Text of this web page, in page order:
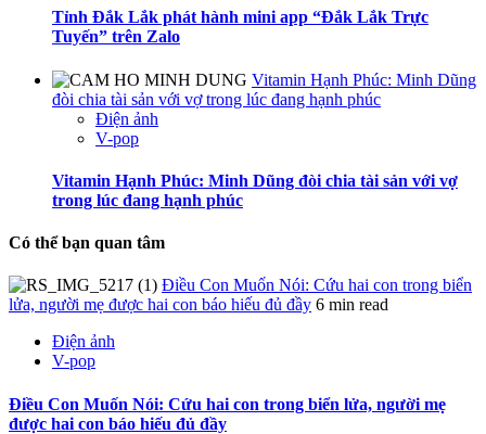
Tỉnh Đắk Lắk phát hành mini app “Đắk Lắk Trực
Tuyến” trên Zalo
Vitamin Hạnh Phúc: Minh Dũng
đòi chia tài sản với vợ trong lúc đang hạnh phúc
Điện ảnh
V-pop
Vitamin Hạnh Phúc: Minh Dũng đòi chia tài sản với vợ
trong lúc đang hạnh phúc
Có thể bạn quan tâm
Điều Con Muốn Nói: Cứu hai con trong biển
lửa, người mẹ được hai con báo hiếu đủ đầy 6 min read
Điện ảnh
V-pop
Điều Con Muốn Nói: Cứu hai con trong biển lửa, người mẹ
được hai con báo hiếu đủ đầy